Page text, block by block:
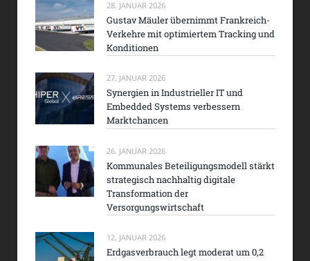
28. JANUAR 2026
Gustav Mäuler übernimmt Frankreich-
Verkehre mit optimiertem Tracking und
Konditionen
27. JANUAR 2026
Synergien in Industrieller IT und
Embedded Systems verbessern
Marktchancen
26. JANUAR 2026
Kommunales Beteiligungsmodell stärkt
strategisch nachhaltig digitale
Transformation der
Versorgungswirtschaft
12. JANUAR 2026
Erdgasverbrauch legt moderat um 0,2